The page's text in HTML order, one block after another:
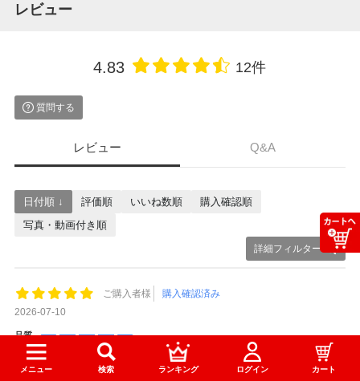
レビュー
4.83 12件
質問する
レビュー Q&A
詳細フィルター
日付順 ↓ 評価順 いいね数順
購入確認順
写真・動画付き順
ご購入者様
購入確認済み
2026-07-10
品質
梱包、配送
事務所
メニュー 検索 ランキング ログイン カート